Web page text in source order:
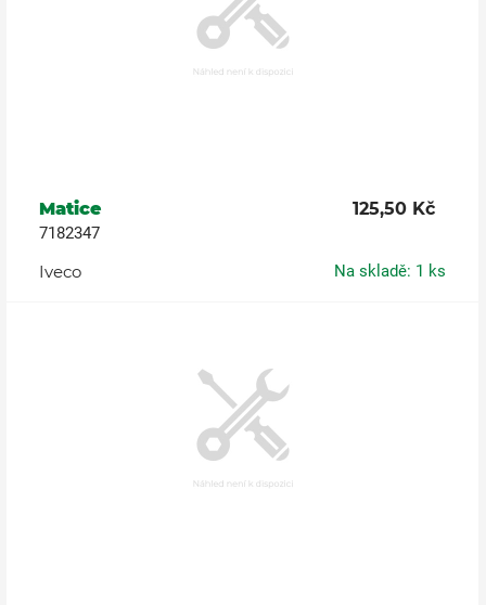
Matice 125,50 Kč
7182347
Iveco Na skladě: 1 ks